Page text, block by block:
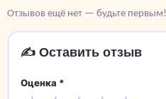
Отзывов ещё нет — будьте первым!
✍️ Оставить отзыв
Оценка *